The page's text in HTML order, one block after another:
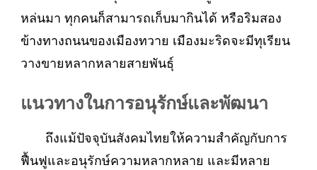
หล่นมา ทุกคนก็สามารถเก็บมากินได้ หรือริมสอง
ข้างทางถนนของเมืองทวาย เมืองมะริดจะมีทุเรียน
วางขายหลากหลายสายพันธุ์
แนวทางในการอนุรักษ์และพัฒนา
ถึงแม้ปัจจุบันสังคมไทยให้ความสำคัญกับการ
ฟื้นฟูและอนุรักษ์ความหลากหลาย และมีหลาย